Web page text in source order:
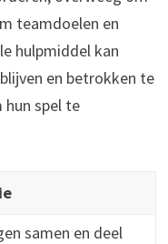
teamdoelen en
hulpmiddel kan
en betrokken te
hun spel te
samen en deel